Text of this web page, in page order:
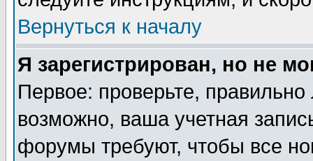
Вернуться к началу
Я зарегистрирован, но не
Первое: проверьте,
возможно, ваша учетная
форумы требуют, чтобы все